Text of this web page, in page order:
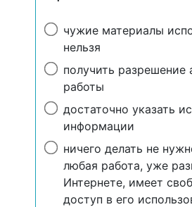
чужие материалы
нельзя
получить разрешение
работы
достаточно указать
информации
ничего делать не
любая работа, уже
Интернете, имеет
доступ в его